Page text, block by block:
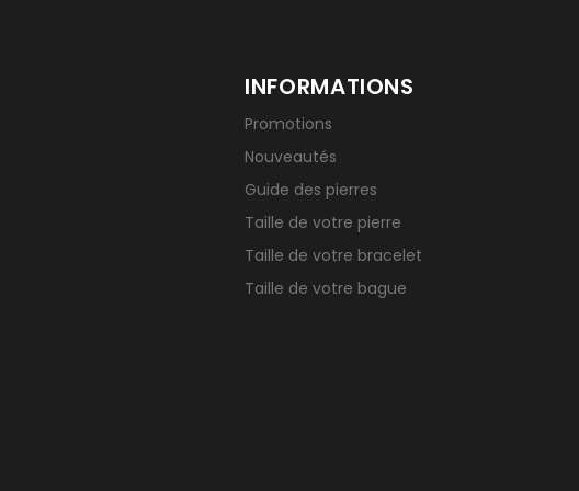
INFORMATIONS
Promotions
Nouveautés
Guide des pierres
Taille de votre pierre
Taille de votre bracelet
Taille de votre bague